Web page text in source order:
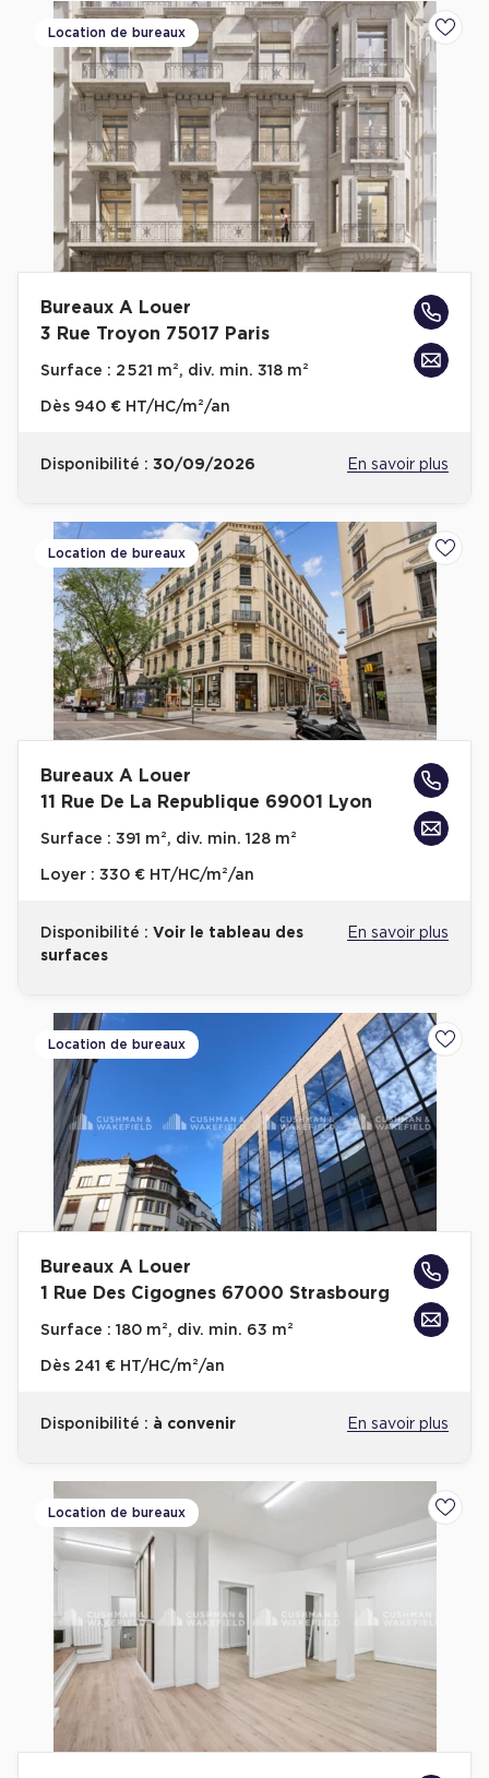
Location de bureaux
Bureaux A Louer
3 Rue Troyon 75017 Paris
Surface : 2 521 m², div. min. 318 m²
Dès 940 € HT/HC/m²/an
Disponibilité : 30/09/2026 En savoir plus
Location de bureaux
Bureaux A Louer
11 Rue De La Republique 69001 Lyon
Surface : 391 m², div. min. 128 m²
Loyer : 330 € HT/HC/m²/an
Disponibilité : Voir le tableau des
surfaces
En savoir plus
Location de bureaux
Bureaux A Louer
1 Rue Des Cigognes 67000 Strasbourg
Surface : 180 m², div. min. 63 m²
Dès 241 € HT/HC/m²/an
Disponibilité : à convenir En savoir plus
Location de bureaux